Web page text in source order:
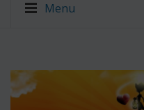
Menu